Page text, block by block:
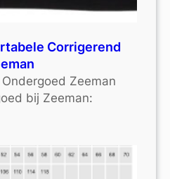
Corrigerend
Zeeman
bij Zeeman: